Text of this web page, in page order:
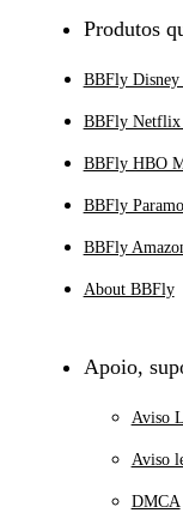
Produtos
BBFly Disney
BBFly Netflix
BBFly HBO
BBFly
BBFly
About BBFly
Apoio,
Aviso
Aviso
DMCA